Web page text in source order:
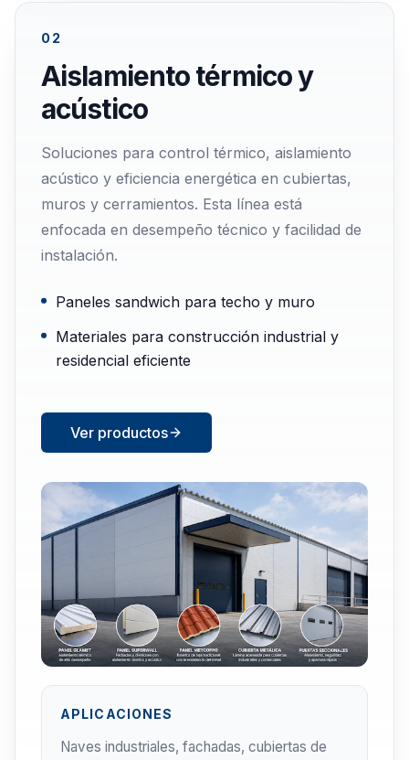
02
Aislamiento térmico y
acústico
Soluciones para control térmico, aislamiento
acústico y eficiencia energética en cubiertas,
muros y cerramientos. Esta línea está
enfocada en desempeño técnico y facilidad de
instalación.
Paneles sandwich para techo y muro
Materiales para construcción industrial y
residencial eficiente
Ver productos
APLICACIONES
Naves industriales, fachadas, cubiertas de